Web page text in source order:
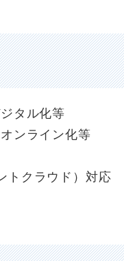
タル化等
ンライン化等
トクラウド）対応